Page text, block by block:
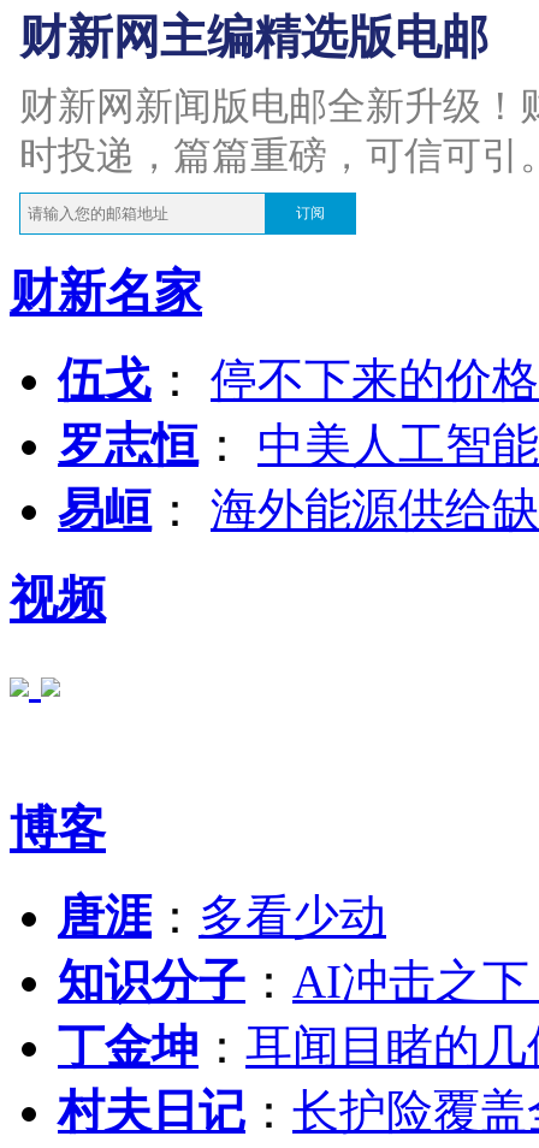
财新网主编精选版电邮
财新网新闻版电邮全新升级
时投递，篇篇重磅，可信可引
订阅
财新名家
伍戈 ： 停不下来的价
罗志恒 ： 中美人工智
易峘 ： 海外能源供给
视频
博客
唐涯： 多看少动
知识分子 ： AI冲击之
丁金坤 ： 耳闻目睹的
村夫日记 ： 长护险覆